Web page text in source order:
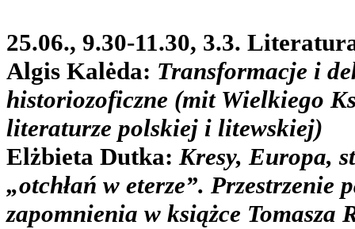
25.06., 9.30-11.30, 3.3.
Algis Kalėda: Transformacje i
historiozoficzne (mit Wielkiego
literaturze polskiej i litewskiej)
Elżbieta Dutka: Kresy, Europa,
„otchłań w eterze”. Przestrzenie
zapomnienia w książce Tomasza